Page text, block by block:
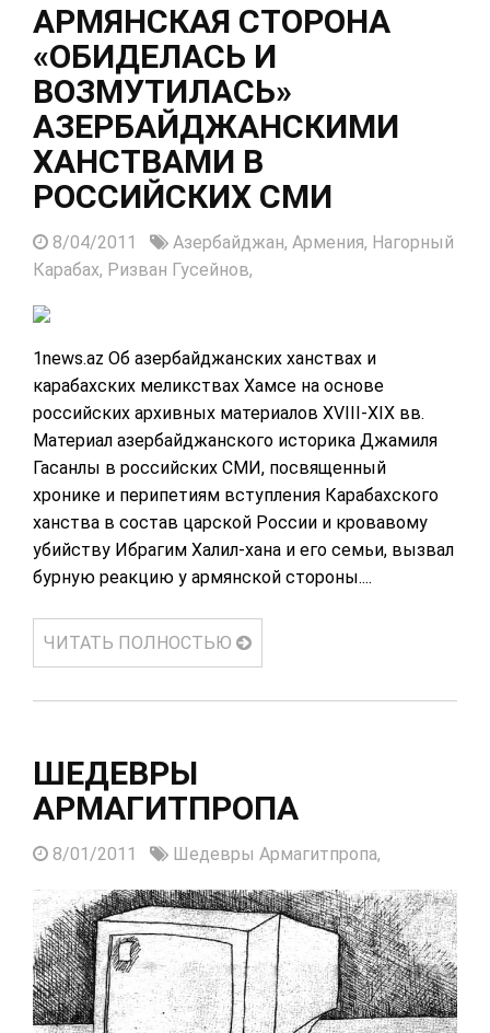
АРМЯНСКАЯ СТОРОНА
«ОБИДЕЛАСЬ И
ВОЗМУТИЛАСЬ»
АЗЕРБАЙДЖАНСКИМИ
ХАНСТВАМИ В
РОССИЙСКИХ СМИ
8/04/2011 Азербайджан, Армения, Нагорный
Карабах, Ризван Гусейнов,
1news.az Об азербайджанских ханствах и
карабахских меликствах Хамсе на основе
российских архивных материалов XVIII-XIX вв.
Материал азербайджанского историка Джамиля
Гасанлы в российских СМИ, посвященный
хронике и перипетиям вступления Карабахского
ханства в состав царской России и кровавому
убийству Ибрагим Халил-хана и его семьи, вызвал
бурную реакцию у армянской стороны....
ЧИТАТЬ ПОЛНОСТЬЮ
ШЕДЕВРЫ
АРМАГИТПРОПА
8/01/2011 Шедевры Армагитпропа,